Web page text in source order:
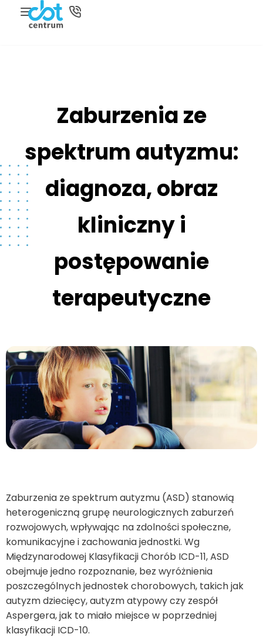
Zaburzenia ze
spektrum autyzmu:
diagnoza, obraz
kliniczny i
postępowanie
terapeutyczne
Zaburzenia ze spektrum autyzmu (ASD) stanowią
heterogeniczną grupę neurologicznych zaburzeń
rozwojowych, wpływając na zdolności społeczne,
komunikacyjne i zachowania jednostki. Wg
Międzynarodowej Klasyfikacji Chorób ICD-11, ASD
obejmuje jedno rozpoznanie, bez wyróżnienia
poszczególnych jednostek chorobowych, takich jak
autyzm dziecięcy, autyzm atypowy czy zespół
Aspergera, jak to miało miejsce w poprzedniej
klasyfikacji ICD-10.